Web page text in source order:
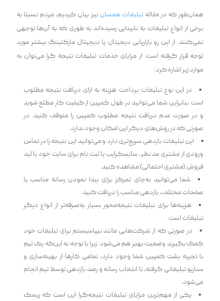
همان‌طور که در مقالهتبلیغات همسان نیز بیان کردیم، مردم نسبتا به
برخی از انواع تبلیغات به نابینایی رسیده‌اند به طوری که به آن‌ها توجهی
نمی‌کنند. از این رو بازاریابی دیجیتال یا دیجیتال مارکتینگ بیشتر مورد
توجه قرار گرفت‍‌‍ه است. از مزایای خدمات تبلیغات نتیجه گرا می‌توان به
موارد زیر اشاره کرد:
در این نوع تبلیغات پرداخت هزینه به ازای دریافت نتیجه مطلوب
است. بنابراین شما می‌توانید در طول کمپین از کیفیت کار مطلع شوید
و در صورت عدم دریافت نتیجه مطلوب کمپین را متوقف کنید. در
صورتی که در روش‌های دیگر این امکان وجود ندارد.
این تبلیغات بازدهی سریع‌تری دارد و می‌توانید این نتیجه را در تماس
ورودی از مشتری مد نظر، سابسکرایب یا ثبت نام برای سایت خود یا لید
فروش (مشتری احتمالی) مشاهده کنید.
شما می‌توانید به‌جای تمرکز برای پیدا نم‍‌‍ودن رسانه مناسب یا
صفحات مختلف، بازدهی مناسب را دریافت کنید.
هزینه‌ها برای تبلیغات ‌‌نتیجه‌محور بسیار به‌صرفه‌‌تر از انواع دیگر
تبلیغات است.
در صورتی که از شرکت‌هایی مانند نیپاسیستم برای تبلیغات خود
کمک بگیرید وضعیت بهتر هم می‌شود. زیرا با توجه به این‌که یک تیم
با تجربه پشت کمپین شما وجود دارد، تمامی کارها از بهینه‌سازی و
سناریو تبلیغاتی گرفت‍‌‍ه، تا انتخاب رسانه و رصد بازدهی توسط تیم انجام
می‌شود.
یکی از مهم‌ترین مزایای تبلیغات نتیجه‌گرا این است که ریسک